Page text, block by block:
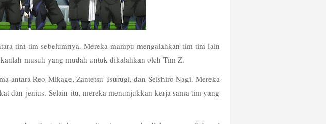
tim-tim sebelumnya. Mereka mampu mengalahkan tim-tim lain
musuh yang mudah untuk dikalahkan oleh Tim Z.
antara Reo Mikage, Zantetsu Tsurugi, dan Seishiro Nagi. Mereka
dan jenius. Selain itu, mereka menunjukkan kerja sama tim yang